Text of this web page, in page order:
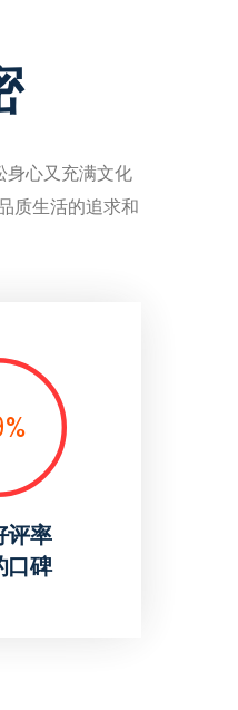
身心又充满文化
质生活的追求和
%
评率
口碑